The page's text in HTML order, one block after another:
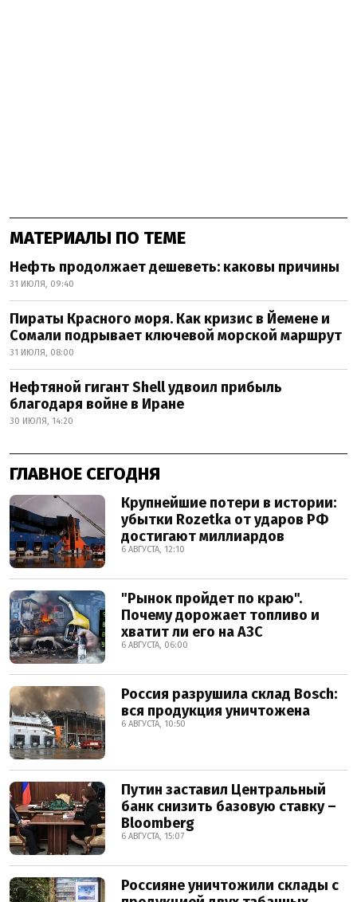
МАТЕРИАЛЫ ПО ТЕМЕ
Нефть продолжает дешеветь: каковы причины
31 ИЮЛЯ, 09:40
Пираты Красного моря. Как кризис в Йемене и
Сомали подрывает ключевой морской маршрут
31 ИЮЛЯ, 08:00
Нефтяной гигант Shell удвоил прибыль
благодаря войне в Иране
30 ИЮЛЯ, 14:20
ГЛАВНОЕ СЕГОДНЯ
Крупнейшие потери в истории:
убытки Rozetka от ударов РФ
достигают миллиардов
6 АВГУСТА, 12:10
"Рынок пройдет по краю".
Почему дорожает топливо и
хватит ли его на АЗС
6 АВГУСТА, 06:00
Россия разрушила склад Bosch:
вся продукция уничтожена
6 АВГУСТА, 10:50
Путин заставил Центральный
банк снизить базовую ставку –
Bloomberg
6 АВГУСТА, 15:07
Россияне уничтожили склады с